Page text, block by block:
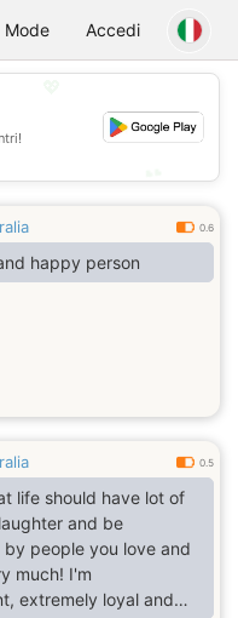
Chat
Mode Accedi
0.6
happy person
0.5
life should have lot of
and be
by people you love and
much! I'm
extremely loyal and